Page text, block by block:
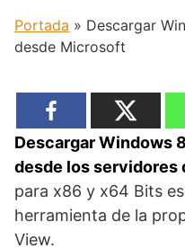
Portada » Descargar
desde Microsoft
Descargar Windows
desde los servidores
para x86 y x64 Bits
herramienta de la
View.